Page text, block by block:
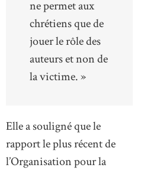
ne permet aux
chrétiens que de
jouer le rôle des
auteurs et non de
la victime. »
Elle a souligné que le
rapport le plus récent de
l’Organisation pour la